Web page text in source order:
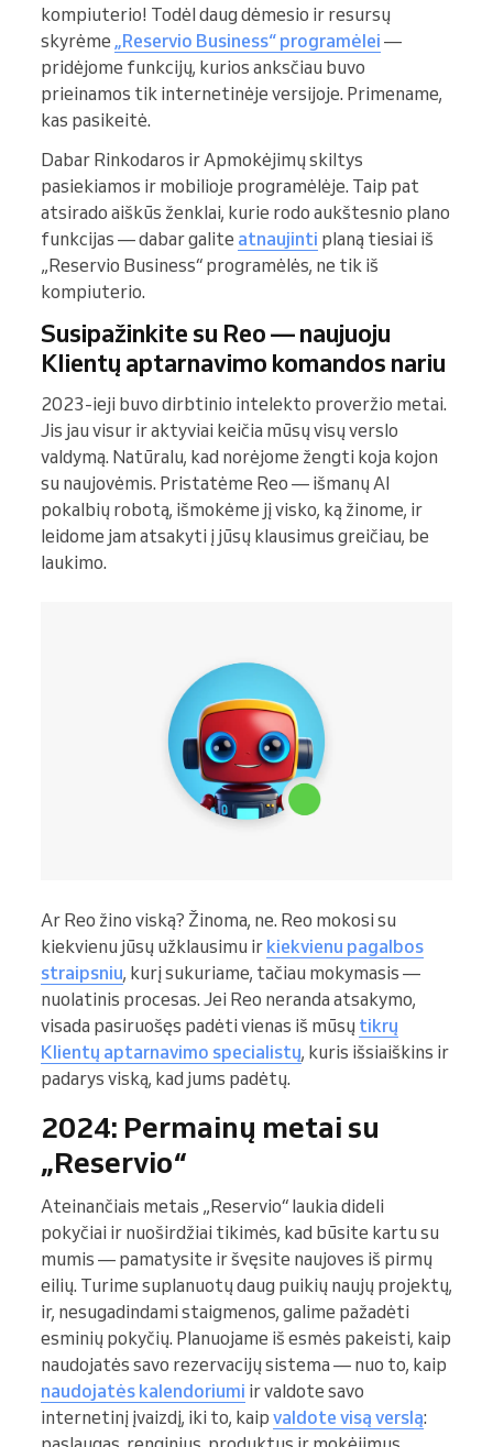
kompiuterio! Todėl daug dėmesio ir resursų
skyrėme „Reservio Business“ programėlei —
pridėjome funkcijų, kurios anksčiau buvo
prieinamos tik internetinėje versijoje. Primename,
kas pasikeitė.
Dabar Rinkodaros ir Apmokėjimų skiltys
pasiekiamos ir mobilioje programėlėje. Taip pat
atsirado aiškūs ženklai, kurie rodo aukštesnio plano
funkcijas — dabar galite atnaujinti planą tiesiai iš
„Reservio Business“ programėlės, ne tik iš
kompiuterio.
Susipažinkite su Reo — naujuoju
Klientų aptarnavimo komandos nariu
2023-ieji buvo dirbtinio intelekto proveržio metai.
Jis jau visur ir aktyviai keičia mūsų visų verslo
valdymą. Natūralu, kad norėjome žengti koja kojon
su naujovėmis. Pristatėme Reo — išmanų AI
pokalbių robotą, išmokėme jį visko, ką žinome, ir
leidome jam atsakyti į jūsų klausimus greičiau, be
laukimo.
Ar Reo žino viską? Žinoma, ne. Reo mokosi su
kiekvienu jūsų užklausimu ir kiekvienu pagalbos
straipsniu, kurį sukuriame, tačiau mokymasis —
nuolatinis procesas. Jei Reo neranda atsakymo,
visada pasiruošęs padėti vienas iš mūsų tikrų
Klientų aptarnavimo specialistų, kuris išsiaiškins ir
padarys viską, kad jums padėtų.
2024: Permainų metai su
„Reservio“
Ateinančiais metais „Reservio“ laukia dideli
pokyčiai ir nuoširdžiai tikimės, kad būsite kartu su
mumis — pamatysite ir švęsite naujoves iš pirmų
eilių. Turime suplanuotų daug puikių naujų projektų,
ir, nesugadindami staigmenos, galime pažadėti
esminių pokyčių. Planuojame iš esmės pakeisti, kaip
naudojatės savo rezervacijų sistema — nuo to, kaip
naudojatės kalendoriumi ir valdote savo
internetinį įvaizdį, iki to, kaip valdote visą verslą: